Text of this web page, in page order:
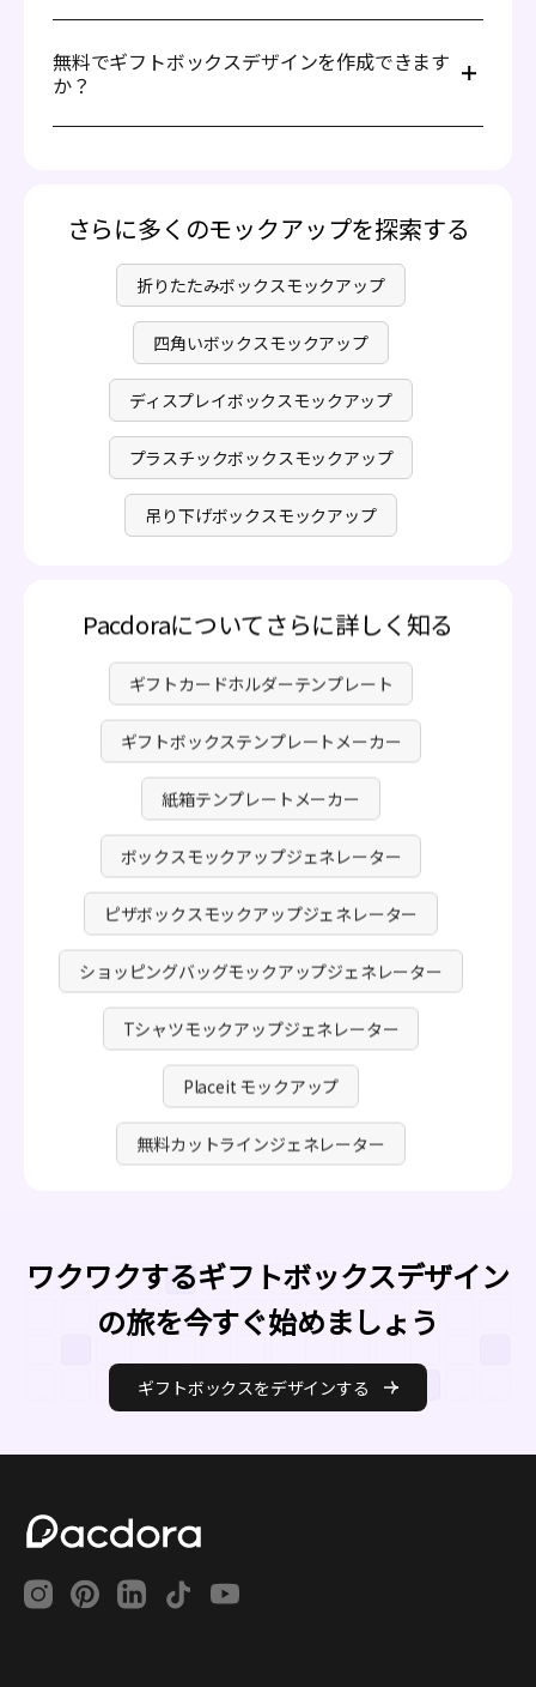
す。
素材、サイズ、不透明度、背景などの詳細を調整し
Pacdoraを使用すると、PSDファイルを編集する必要なく
カスタムデザインを作成できます。画像をアップロード
無料でギフトボックスデザインを作成できます
か？
覧ください。
さらに多くのモックアップを探索する
折りたたみボックスモックアップ
四角いボックスモックアップ
ディスプレイボックスモックアップ
プラスチックボックスモックアップ
吊り下げボックスモックアップ
Pacdoraについてさらに詳しく知る
ギフトカードホルダーテンプレート
ギフトボックステンプレートメーカー
紙箱テンプレートメーカー
ボックスモックアップジェネレーター
ピザボックスモックアップジェネレーター
ショッピングバッグモックアップジェネレーター
Tシャツモックアップジェネレーター
Placeit モックアップ
無料カットラインジェネレーター
ワクワクするギフトボックスデザイン
の旅を今すぐ始めましょう
ギフトボックスをデザインする